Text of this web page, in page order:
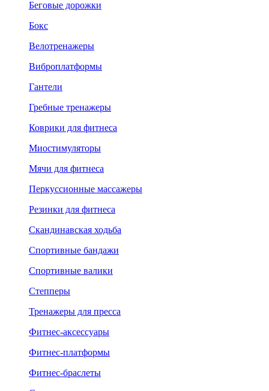
Беговые дорожки
Бокс
Велотренажеры
Виброплатформы
Гантели
Гребные тренажеры
Коврики для фитнеса
Миостимуляторы
Мячи для фитнеса
Перкуссионные массажеры
Резинки для фитнеса
Скандинавская ходьба
Спортивные бандажи
Спортивные валики
Степперы
Тренажеры для пресса
Фитнес-аксессуары
Фитнес-платформы
Фитнес-браслеты